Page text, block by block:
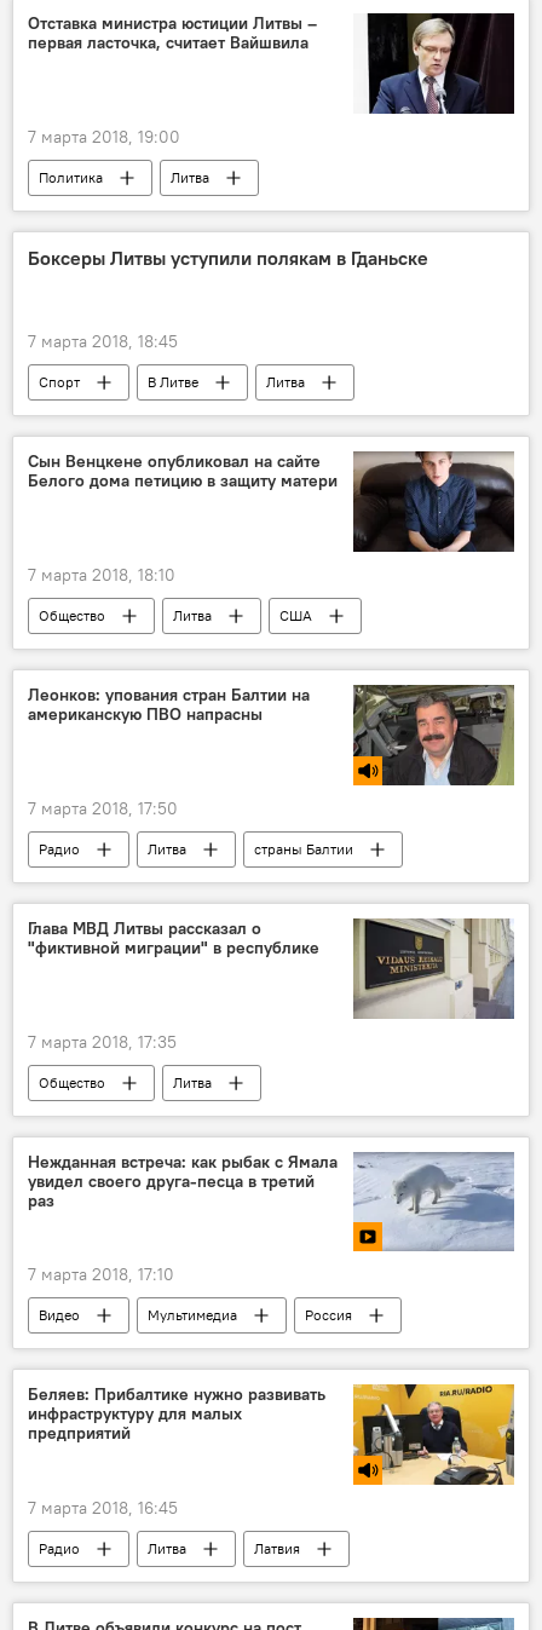
Европа
"Северный поток – 2"
Отставка министра юстиции Литвы –
первая ласточка, считает Вайшвила
7 марта 2018, 19:00
Политика
Литва
Даля Грибаускайте
Министерство юстиции
Боксеры Литвы уступили полякам в Гданьске
7 марта 2018, 18:45
Спорт В Литве
Литва
Польша
Сын Венцкене опубликовал на сайте
Белого дома петицию в защиту матери
7 марта 2018, 18:10
Общество Литва
США
Дональд Трамп
Нийоле Садунайте
суд
экстрадиция
Дело Неринги Венцкене
Леонков: упования стран Балтии на
американскую ПВО напрасны
7 марта 2018, 17:50
Радио Литва
страны Балтии
Алексей Леонков
Глава МВД Литвы рассказал о
"фиктивной миграции" в республике
7 марта 2018, 17:35
Общество
Литва
Эймутис Мисюнас
МВД Литвы
Нежданная встреча: как рыбак с Ямала
увидел своего друга-песца в третий
раз
7 марта 2018, 17:10
Видео Мультимедиа
Россия
животные
Беляев: Прибалтике нужно развивать
инфраструктуру для малых
предприятий
7 марта 2018, 16:45
Радио Литва
Латвия
Эстония
страны Балтии
Прибалтика
предприятия